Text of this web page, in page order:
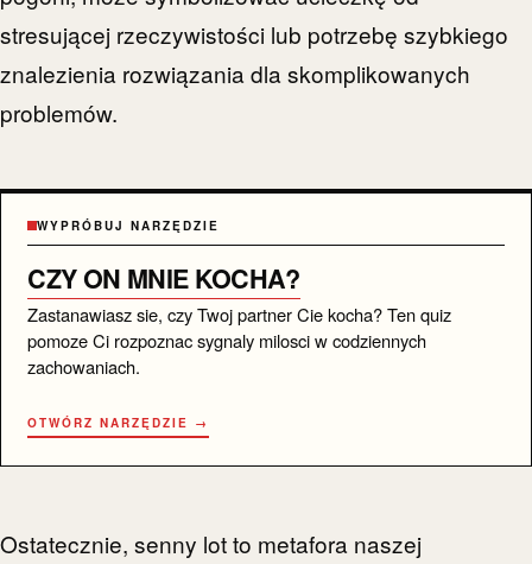
stresującej rzeczywistości lub potrzebę szybkiego
znalezienia rozwiązania dla skomplikowanych
problemów.
WYPRÓBUJ NARZĘDZIE
CZY ON MNIE KOCHA?
Zastanawiasz sie, czy Twoj partner Cie kocha? Ten quiz
pomoze Ci rozpoznac sygnaly milosci w codziennych
zachowaniach.
OTWÓRZ NARZĘDZIE →
Ostatecznie, senny lot to metafora naszej